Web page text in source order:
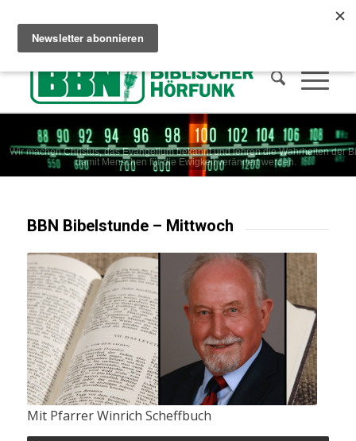
Wir machen Christus, das Evangelium bekannt und lehren die Wahrheiten der
damit Menschen für die Ewigkeit verändert werden.
BBN Bibelstunde – Mittwoch
Mit Pfarrer Winrich Scheffbuch